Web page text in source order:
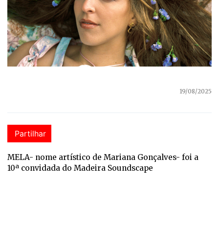
19/08/2025
Partilhar
MELA- nome artístico de Mariana Gonçalves- foi a
10ª convidada do Madeira Soundscape